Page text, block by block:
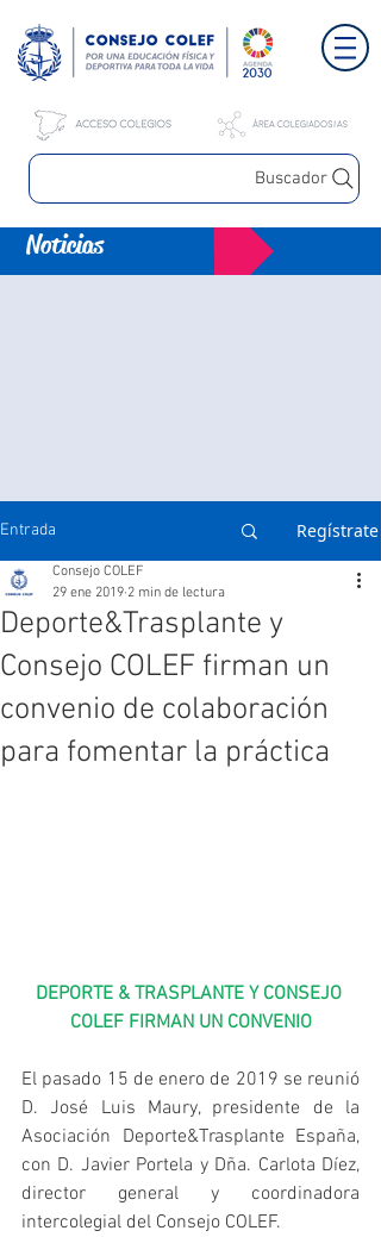
Buscador
Noticias
Entrada Regístrate
Deporte&Trasplante y
Consejo COLEF firman un
convenio de colaboración
para fomentar la práctica
Consejo COLEF
29 ene 2019 2 min de lectura
DEPORTE & TRASPLANTE Y CONSEJO
COLEF FIRMAN UN CONVENIO
El pasado 15 de enero de 2019 se reunió
D. José Luis Maury, presidente de la
Asociación Deporte&Trasplante España,
con D. Javier Portela y Dña. Carlota Díez,
director general y coordinadora
intercolegial del Consejo COLEF.